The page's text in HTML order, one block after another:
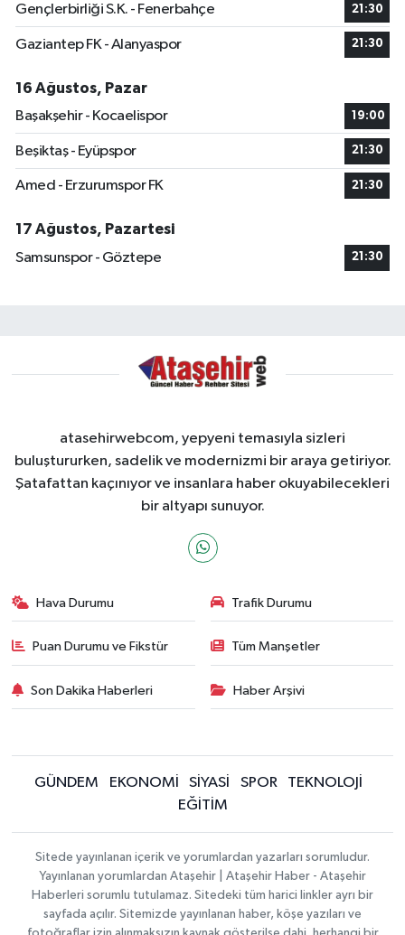
Gençlerbirliği S.K. - Fenerbahçe 21:30
Gaziantep FK - Alanyaspor 21:30
16 Ağustos, Pazar
Başakşehir - Kocaelispor
19:00
Beşiktaş - Eyüpspor 21:30
Amed - Erzurumspor FK 21:30
17 Ağustos, Pazartesi
Samsunspor - Göztepe
21:30
atasehirwebcom, yepyeni temasıyla sizleri
buluştururken, sadelik ve modernizmi bir araya getiriyor.
Şatafattan kaçınıyor ve insanlara haber okuyabilecekleri
bir altyapı sunuyor.
Hava Durumu Trafik Durumu
Puan Durumu ve Fikstür Tüm Manşetler
Son Dakika Haberleri Haber Arşivi
GÜNDEM EKONOMİ SİYASİ SPOR
TEKNOLOJİ
EĞİTİM
Sitede yayınlanan içerik ve yorumlardan yazarları sorumludur.
Yayınlanan yorumlardan Ataşehir | Ataşehir Haber - Ataşehir
Haberleri sorumlu tutulamaz. Sitedeki tüm harici linkler ayrı bir
sayfada açılır. Sitemizde yayınlanan haber, köşe yazıları ve